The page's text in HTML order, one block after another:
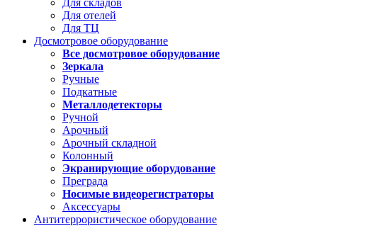
Для складов
Для отелей
Для ТЦ
Досмотровое оборудование
Все досмотровое оборудование
Зеркала
Ручные
Подкатные
Металлодетекторы
Ручной
Арочный
Арочный складной
Колонный
Экранирующие оборудование
Преграда
Носимые видеорегистраторы
Аксессуары
Антитеррористическое оборудование